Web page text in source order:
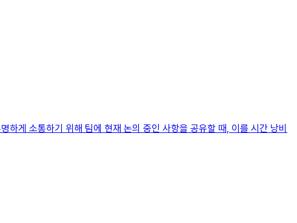
게 소통하기 위해 팀에 현재 논의 중인 사항을 공유할 때, 이를 시간 낭비